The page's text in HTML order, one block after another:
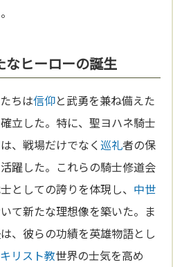
ヒーローの誕生
ちは信仰と武勇を兼ね備えた
立した。特に、聖ヨハネ騎士
は、戦場だけでなく巡礼者の保
躍した。これらの騎士修道会
としての誇りを体現し、 中世
て新たな理想像を築いた。ま
、彼らの功績を英雄物語とし
キリスト教世界の士気を高め